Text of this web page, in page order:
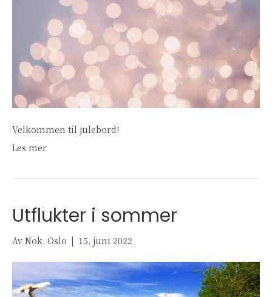
Velkommen til julebord!
Les mer
Utflukter i sommer
Av Nok. Oslo | 15. juni 2022